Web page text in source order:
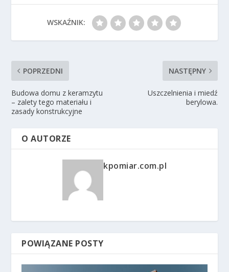
WSKAŹNIK:
POPRZEDNI
Budowa domu z keramzytu
– zalety tego materiału i
zasady konstrukcyjne
NASTĘPNY
Uszczelnienia i miedź
berylowa.
O AUTORZE
kpomiar.com.pl
POWIĄZANE POSTY